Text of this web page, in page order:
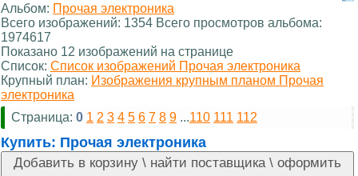
Альбом: Прочая электроника
Всего изображений: 1354 Всего просмотров альбома:
1974617
Показано 12 изображений на странице
Список: Список изображений Прочая электроника
Крупный план: Изображения крупным планом Прочая
электроника
Страница: 0 1 2 3 4 5 6 7 8 9 ...110 111 112
Купить: Прочая электроника